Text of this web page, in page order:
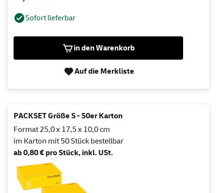
Sofort lieferbar
in den Warenkorb
Auf die Merkliste
PACKSET Größe S - 50er Karton
Format 25,0 x 17,5 x 10,0 cm
im Karton mit 50 Stück bestellbar
ab 0,80 € pro Stück, inkl. USt.